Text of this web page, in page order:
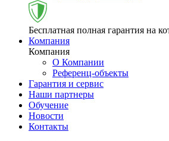
Бесплатная полная гарантия на
Компания
Компания
О Компании
Референц-объекты
Гарантия и сервис
Наши партнеры
Обучение
Новости
Контакты